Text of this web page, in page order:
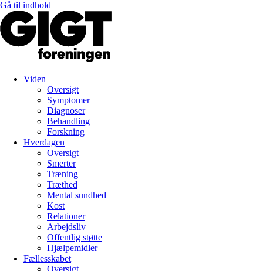
Gå til indhold
Viden
Oversigt
Symptomer
Diagnoser
Behandling
Forskning
Hverdagen
Oversigt
Smerter
Træning
Træthed
Mental sundhed
Kost
Relationer
Arbejdsliv
Offentlig støtte
Hjælpemidler
Fællesskabet
Oversigt